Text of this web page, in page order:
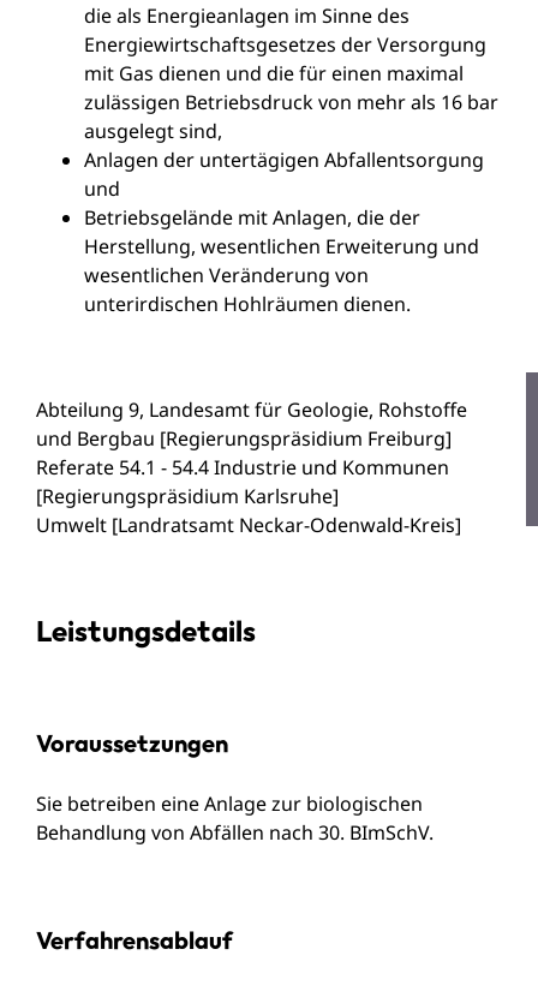
die als Energieanlagen im Sinne des
Energiewirtschaftsgesetzes der Versorgung
mit Gas dienen und die für einen maximal
zulässigen Betriebsdruck von mehr als 16 bar
ausgelegt sind,
Anlagen der untertägigen Abfallentsorgung
und
Betriebsgelände mit Anlagen, die der
Herstellung, wesentlichen Erweiterung und
wesentlichen Veränderung von
unterirdischen Hohlräumen dienen.
Abteilung 9, Landesamt für Geologie, Rohstoffe
und Bergbau [Regierungspräsidium Freiburg]
Referate 54.1 - 54.4 Industrie und Kommunen
[Regierungspräsidium Karlsruhe]
Umwelt [Landratsamt Neckar-Odenwald-Kreis]
Leistungsdetails
Voraussetzungen
Sie betreiben eine Anlage zur biologischen
Behandlung von Abfällen nach 30. BImSchV.
Verfahrensablauf